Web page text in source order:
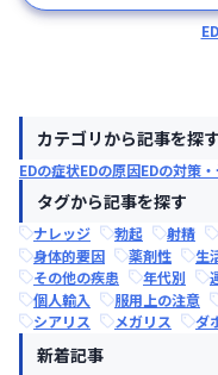
カテゴリから記事を探す
EDの症状EDの原因EDの対策
タグから記事を探す
ナレッジ 勃起 射精
身体的要因
薬剤性 生
その他の疾患
年代別
個人輸入
服用上の注意
シアリス
メガリス ダ
新着記事